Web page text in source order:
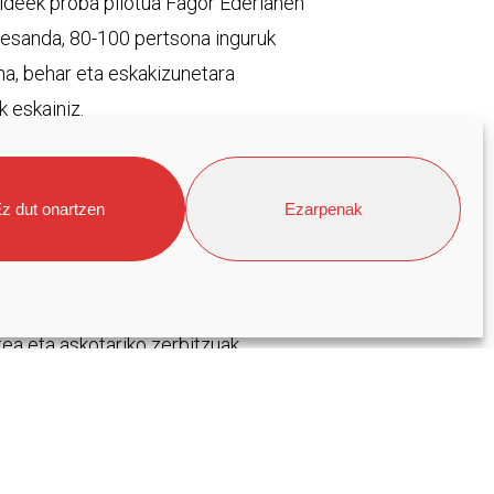
dut onartzen Ezarpenak
80-100 pertsona inguruk
behar eta eskakizunetara
eskainiz.
ikastetxeak…) zabaltzea
eta askotariko zerbitzuak